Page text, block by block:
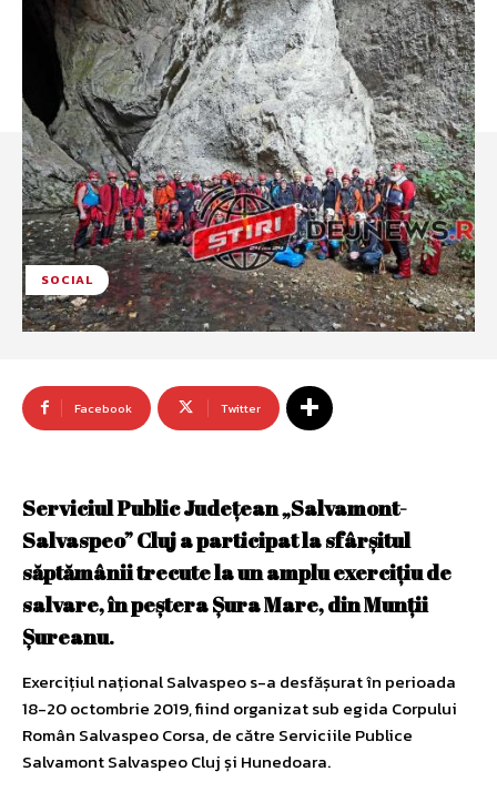
SOCIAL
Facebook Twitter
Serviciul Public Județean „Salvamont-
Salvaspeo” Cluj a participat la sfârșitul
săptămânii trecute la un amplu exerciţiu de
salvare, în peştera Şura Mare, din Munţii
Şureanu.
Exercițiul național Salvaspeo s-a desfășurat în perioada
18-20 octombrie 2019, fiind organizat sub egida Corpului
Român Salvaspeo Corsa, de către Serviciile Publice
Salvamont Salvaspeo Cluj și Hunedoara.